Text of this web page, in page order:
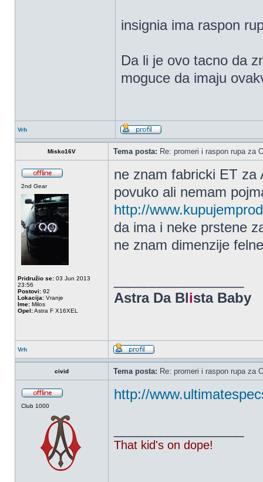
insignia ima raspon
Da li je ovo tacno da
moguce da imaju
Vrh
Misko16V Tema posta: Re: promeri i raspon rupa za
2nd Gear
Pridružio se: 03 Jun 2013
23:56
Postovi: 92
Lokacija: Vranje
Ime: Milos
Opel:Astra F X16XEL
ne znam fabricki ET za
povuko ali nemam
http://
da ima i neke prstene
ne znam dimenzije
Astra Da Blista Baby
Vrh
civid Tema posta: Re: promeri i raspon rupa za
Club 1000
http://
That kid's on dope!